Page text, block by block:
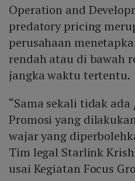
Operation and
predatory pricing
perusahaan
rendah atau di bawah
jangka waktu tertentu.
“Sama sekali tidak ada
Promosi yang
wajar yang
Tim legal Starlink
usai Kegiatan Focus